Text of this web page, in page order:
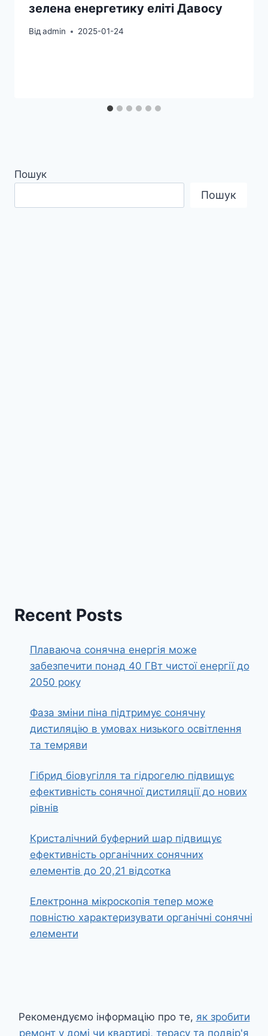
зелена енергетику еліті Давосу
Відadmin 2025-01-24
Пошук
Пошук
Recent Posts
Плаваюча сонячна енергія може
забезпечити понад 40 ГВт чистої енергії до
2050 року
Фаза зміни піна підтримує сонячну
дистиляцію в умовах низького освітлення
та темряви
Гібрид біовугілля та гідрогелю підвищує
ефективність сонячної дистиляції до нових
рівнів
Кристалічний буферний шар підвищує
ефективність органічних сонячних
елементів до 20,21 відсотка
Електронна мікроскопія тепер може
повністю характеризувати органічні сонячні
елементи
Рекомендуємо інформацію про те, як зробити
ремонт у домі чи квартирі, терасу та подвір'я